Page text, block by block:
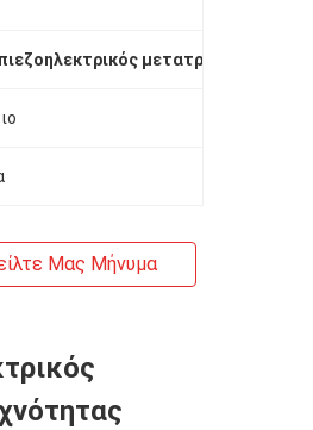
μετατροπέας
Μας Μήνυμα